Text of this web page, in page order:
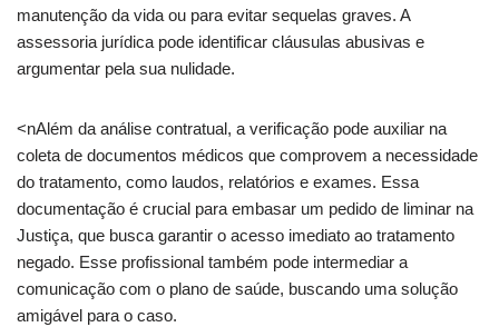
manutenção da vida ou para evitar sequelas graves. A
assessoria jurídica pode identificar cláusulas abusivas e
argumentar pela sua nulidade.
<nAlém da análise contratual, a verificação pode auxiliar na
coleta de documentos médicos que comprovem a necessidade
do tratamento, como laudos, relatórios e exames. Essa
documentação é crucial para embasar um pedido de liminar na
Justiça, que busca garantir o acesso imediato ao tratamento
negado. Esse profissional também pode intermediar a
comunicação com o plano de saúde, buscando uma solução
amigável para o caso.